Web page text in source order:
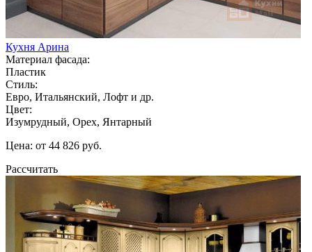
Кухня Арина
Материал фасада:
Пластик
Стиль:
Евро, Итальянский, Лофт и др.
Цвет:
Изумрудный, Орех, Янтарный
Цена: от 44 826 руб.
Рассчитать